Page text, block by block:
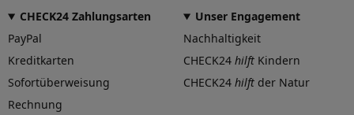
Mittenloch-Durchmesser (in
mm)
57,1
Traglast (in kg)
Allgemeine Produktsicherheit
(GPSR)
CHECK24 Zahlungsarten
PayPal
Kreditkarten
Sofortüberweisung
Rechnung
Unser Engagement
Nachhaltigkeit
CHECK24 hilft Kindern
CHECK24 hilft der Natur